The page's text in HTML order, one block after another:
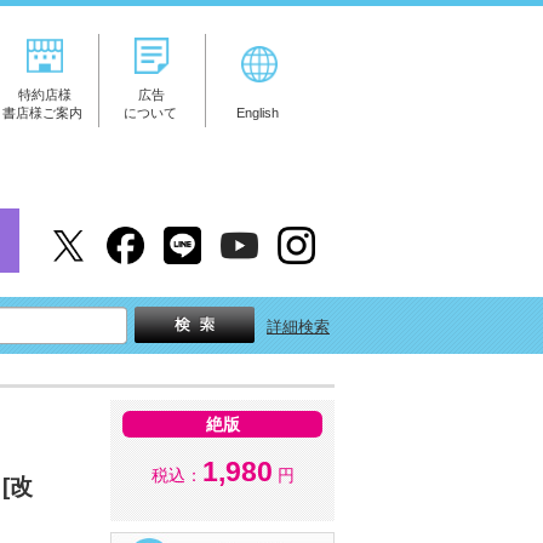
特約店様
書店様ご案内
広告
について
English
詳細検索
改
絶版
税込： 1,980 円